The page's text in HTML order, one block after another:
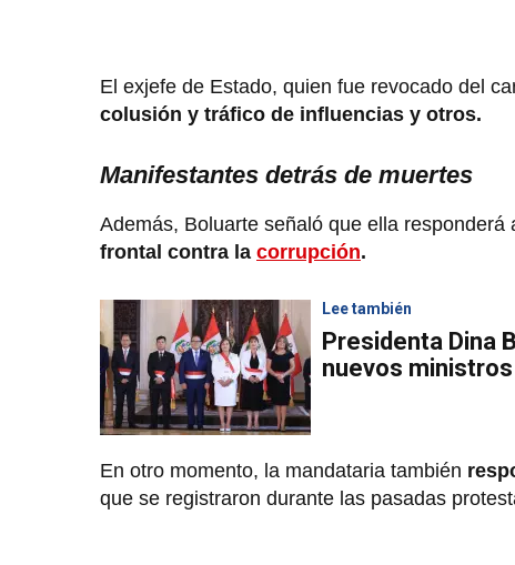
El exjefe de Estado, quien fue revocado del
colusión y tráfico de influencias y otros.
Manifestantes detrás de muertes
Además, Boluarte señaló que ella responderá
frontal contra la corrupción.
Lee también
Presidenta Dina
nuevos
En otro momento, la mandataria también
que se registraron durante las pasadas